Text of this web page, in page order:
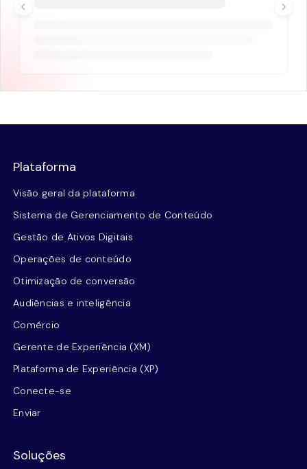
Plataforma
Visão geral da plataforma
Sistema de Gerenciamento de Conteúdo
Gestão de Ativos Digitais
Operações de conteúdo
Otimização de conversão
Audiências e inteligência
Comércio
Gerente de Experiência (XM)
Plataforma de Experiência (XP)
Conecte-se
Enviar
Soluções